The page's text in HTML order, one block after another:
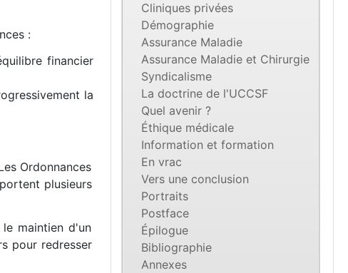
:
financier
la
Ordonnances
plusieurs
maintien d'un
pour redresser
Cliniques privées
Démographie
Assurance Maladie
Assurance Maladie et Chirurgie
Syndicalisme
La doctrine de l'UCCSF
Quel avenir ?
Éthique médicale
Information et formation
En vrac
Vers une conclusion
Portraits
Postface
Épilogue
Bibliographie
Annexes